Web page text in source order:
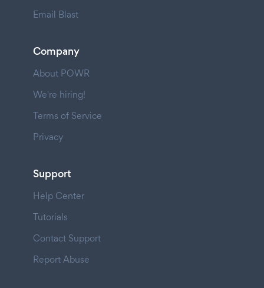
Email Blast
Company
About POWR
We're hiring!
Terms of Service
Privacy
Support
Help Center
Tutorials
Contact Support
Report Abuse